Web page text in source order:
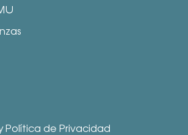
Política de Privacidad